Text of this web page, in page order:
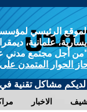
الموقع الرئيسي
علمانية،
أجل مجتمع مدني
الحوار المتمدن
لديكم مشاكل تقنية
الاخبار